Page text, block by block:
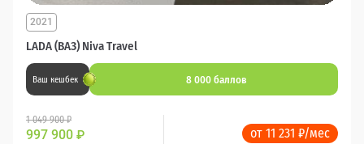
LADA (ВАЗ) Niva Travel
2021
Ваш кешбек 8 000 баллов
1 049 900 ₽
997 900 ₽ от 11 231 ₽/мес